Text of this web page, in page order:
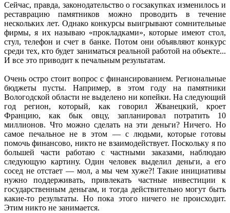
Сейчас, правда, законодательство о госзакупках изменилось и
реставрацию памятников можно проводить в течение
нескольких лет. Однако конкурсы выигрывают сомнительные
фирмы, я их называю «прокладками», которые имеют стол,
стул, телефон и счет в банке. Потом они объявляют конкурс
среди тех, кто будет заниматься реальной работой на объекте...
И все это приводит к печальным результатам.
Очень остро стоит вопрос с финансированием. Региональные
бюджеты пусты. Например, в этом году на памятники
Вологодской области не выделено ни копейки. На следующий
год регион, который, как говорил Жванецкий, кроет
Францию, как бык овцу, запланировал потратить 10
миллионов. Что можно сделать на эти деньги? Ничего. Но
самое печальное не в этом — с людьми, которые готовы
помочь финансово, никто не взаимодействует. Поскольку я по
большей части работаю с частными заказами, наблюдаю
следующую картину. Один человек выделил деньги, а его
сосед не отстает — мол, а мы чем хуже?! Такие инициативы
нужно поддерживать, привлекать частные инвестиции к
государственным деньгам, и тогда действительно могут быть
какие-то результаты. Но пока этого ничего не происходит.
Этим никто не занимается.